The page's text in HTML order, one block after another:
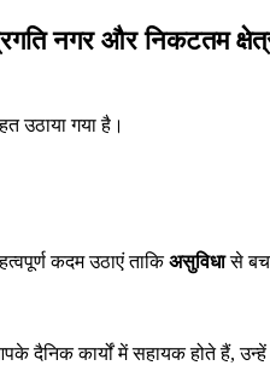
नगर और निकटतम
उठाया गया है।
कदम उठाएं ताकिअसुविधासे
दैनिक कार्यों में सहायक होते हैं, उन्हें